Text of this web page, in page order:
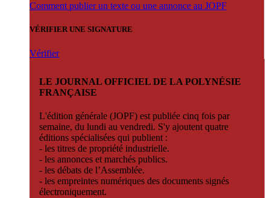
Comment publier un texte ou une annonce au JOPF
VÉRIFIER UNE SIGNATURE
Vérifier
LE JOURNAL OFFICIEL DE LA POLYNÉSIE
FRANÇAISE
L'édition générale (JOPF) est publiée cinq fois par
semaine, du lundi au vendredi. S'y ajoutent quatre
éditions spécialisées qui publient :
- les titres de propriété industrielle.
- les annonces et marchés publics.
- les débats de l’Assemblée.
- les empreintes numériques des documents signés
électroniquement.